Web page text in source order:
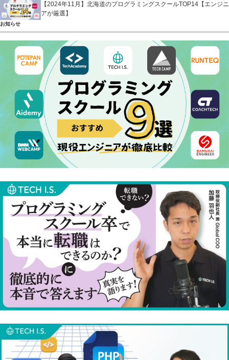
【2024年11月】北海道のプログラミングスクールTOP14【エンジニ
アが厳選】
お知らせ